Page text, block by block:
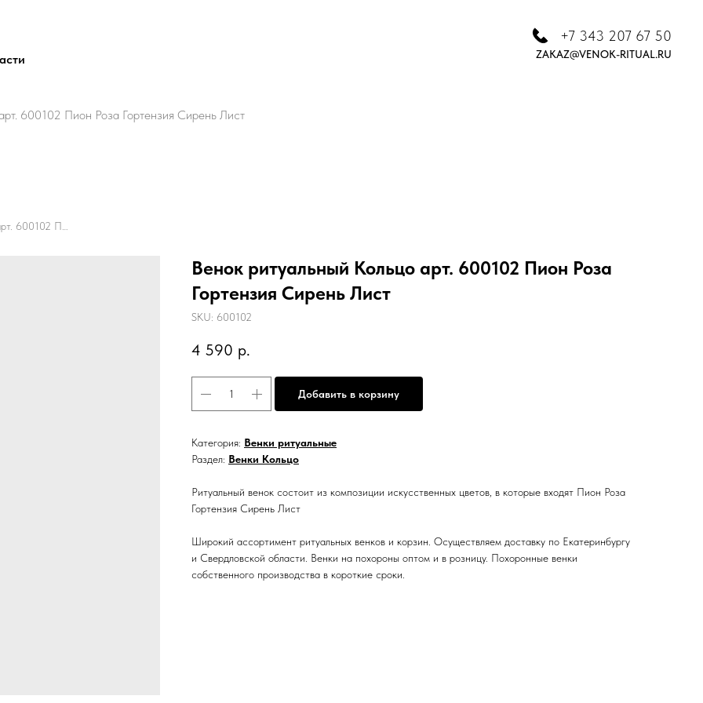
+7 343 207 67 50
ZAKAZ@VENOK-RITUAL.RU
600102 Пион Роза Гортензия Сирень Лист
Венок ритуальный Кольцо арт. 600102 Пион Роза
Гортензия Сирень Лист
SKU: 600102
4 590 р.
Добавить в корзину
Категория: Венки ритуальные
Раздел: Венки Кольцо
Ритуальный венок состоит из композиции искусственных цветов, в которые входят Пион Роза
Гортензия Сирень Лист
Широкий ассортимент ритуальных венков и корзин. Осуществляем доставку по Екатеринбургу
и Свердловской области. Венки на похороны оптом и в розницу. Похоронные венки
собственного производства в короткие сроки.